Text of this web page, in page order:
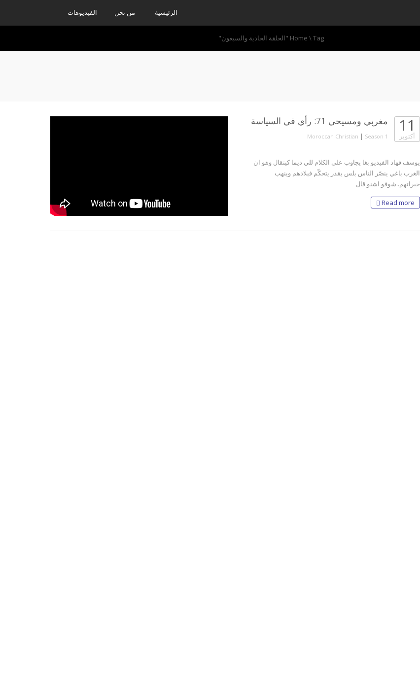
الرئيسية من نحن الفيديوهات
Home \ Tag "الحلقة الحادية والسبعون"
مغربي ومسيحي 71: رأي في السياسة
Moroccan Christian | Season 1
11
أكتوبر
يوسف فهاد الفيديو بغا يجاوب على الكلام للي ديما كيتقال وهو ان
الغرب باغي ينصّر الناس بلس يقدر يتحكّم فبلادهم وينهب
خيراتهم..شوفو اشنو قال
Read more